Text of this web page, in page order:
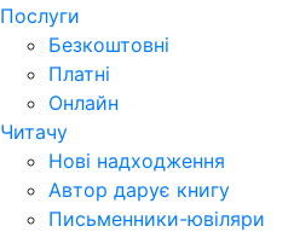
Послуги
Безкоштовні
Платні
Онлайн
Читачу
Нові надходження
Автор дарує книгу
Письменники-ювіляри